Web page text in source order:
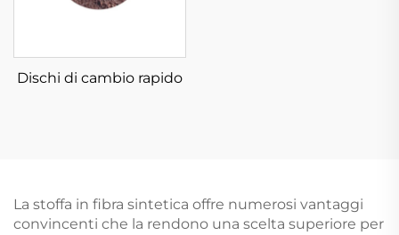
Dischi di cambio rapido
La stoffa in fibra sintetica offre numerosi vantaggi
convincenti che la rendono una scelta superiore per